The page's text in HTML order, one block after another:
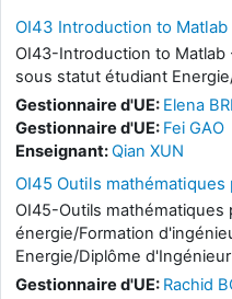
OI43 Introduction to
OI43-Introduction to
sous statut étudiant
Gestionnaire d'UE: Elena
Gestionnaire d'UE: Fei GAO
Enseignant:Qian XUN
OI45 Outils
OI45-Outils mathématiques
énergie/Formation
Energie/Diplôme d'Ingénieur
Gestionnaire d'UE: Rachid